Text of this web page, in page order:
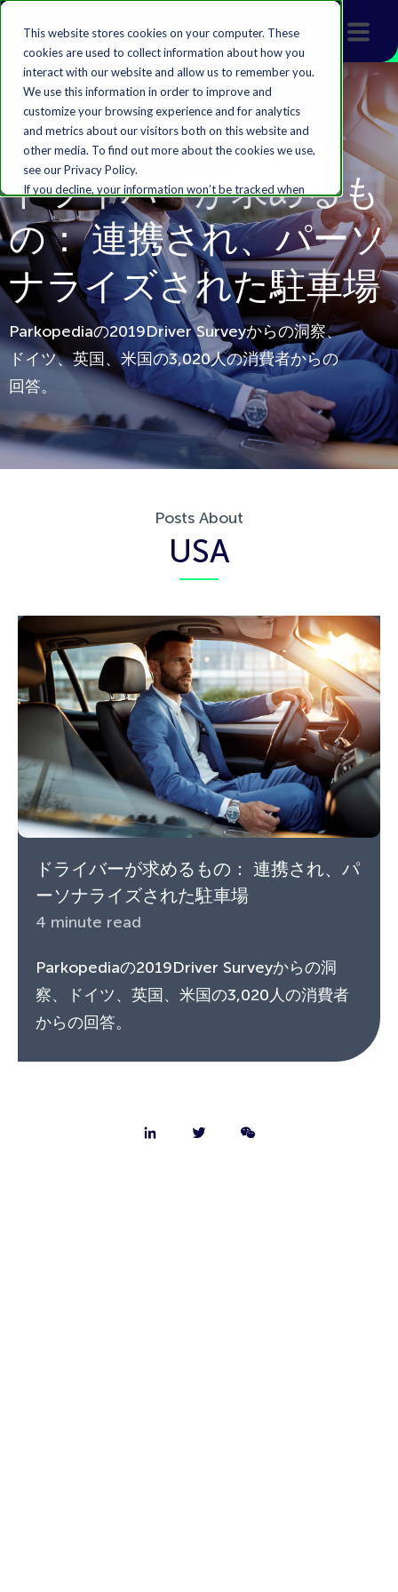
This website stores cookies on your computer. These
cookies are used to collect information about how you
interact with our website and allow us to remember you.
We use this information in order to improve and
customize your browsing experience and for analytics
and metrics about our visitors both on this website and
other media. To find out more about the cookies we use,
see our Privacy Policy.
If you decline, your information won’t be tracked when
you visit this website. A single cookie will be used in your
browser to remember your preference not to be
tracked.
Accept Decline
Featured Article
ドライバーが求めるも
の： 連携され、パーソ
ナライズされた駐車場
Parkopediaの2019Driver Surveyからの洞察、
ドイツ、英国、米国の3,020人の消費者からの
回答。
Posts About
USA
ドライバーが求めるもの： 連携され、パ
ーソナライズされた駐車場
4 minute read
Parkopediaの2019Driver Surveyからの洞
察、ドイツ、英国、米国の3,020人の消費者
からの回答。